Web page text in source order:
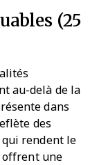
(25
au-delà de la
dans
des
rendent le
offrent une